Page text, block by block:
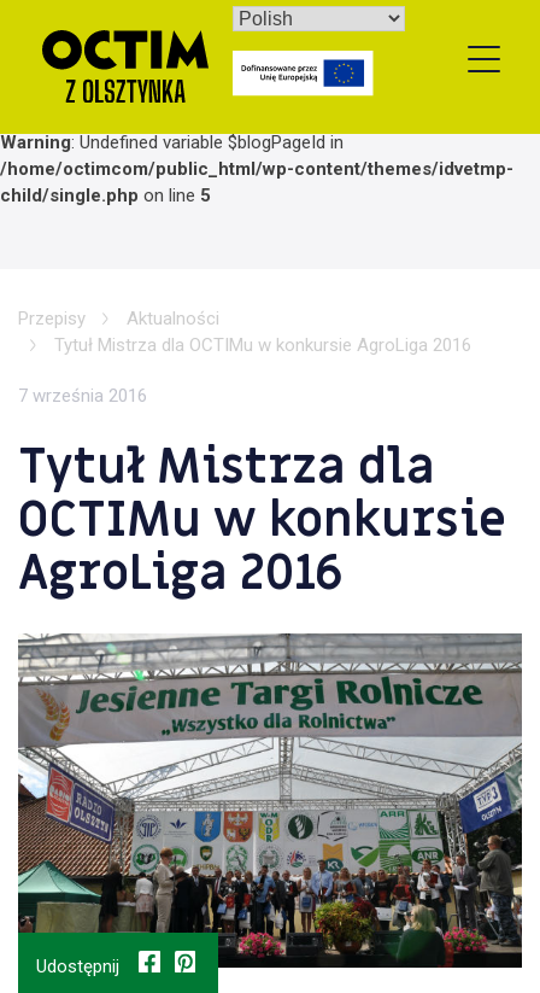
content
Warning: Undefined variable $blogPageId in
/home/octimcom/public_html/wp-content/themes/idvetmp-
child/single.php on line 5
Przepisy
Aktualności
Tytuł Mistrza dla OCTIMu w konkursie AgroLiga 2016
7 września 2016
Tytuł Mistrza dla
OCTIMu w konkursie
AgroLiga 2016
Udostępnij